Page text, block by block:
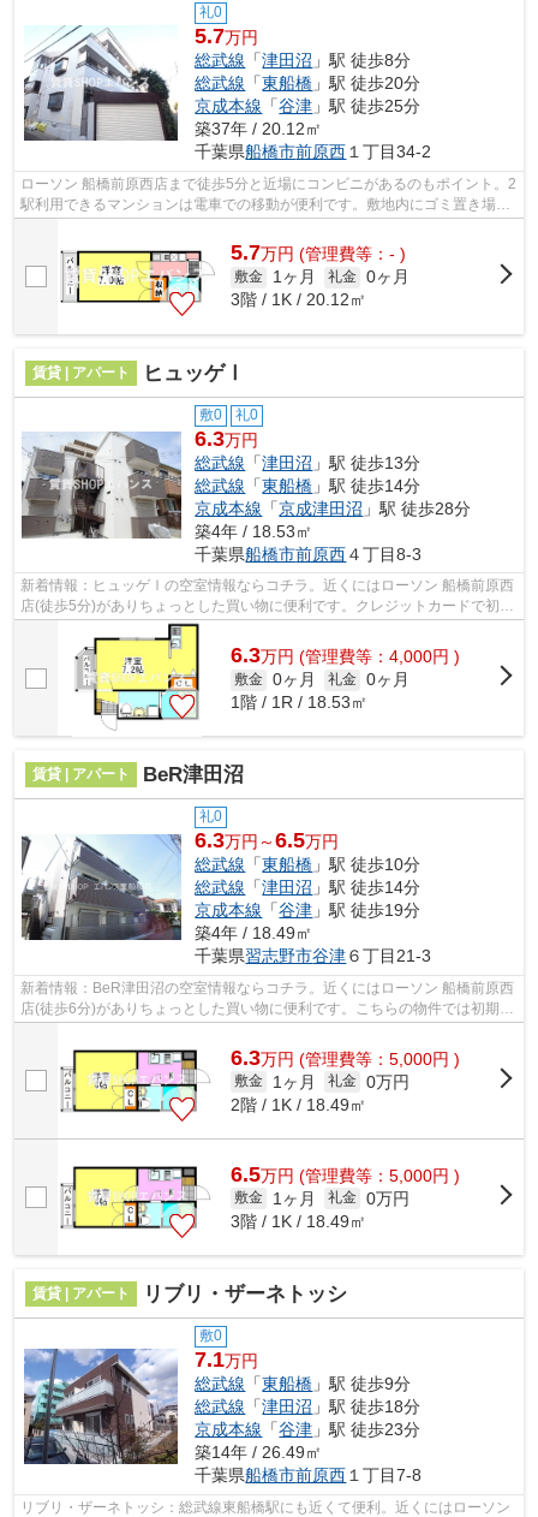
礼0
5.7万円
総武線 「津田沼 」駅 徒歩8分
総武線 「東船橋 」駅 徒歩20分
京成本線 「谷津 」駅 徒歩25分
築37年 / 20.12㎡
千葉県船橋市前原西 １丁目34-2
ローソン 船橋前原西店まで徒歩5分と近場にコンビニがあるのもポイント。2
駅利用できるマンションは電車での移動が便利です。敷地内にゴミ置き場を
備えているので、遠くまで運ぶ必要が...
5.7万円 (管理費等：- )
敷金 1ヶ月 礼金 0ヶ月
3階 / 1K / 20.12㎡
賃貸 | アパート ヒュッゲⅠ
敷0 礼0
6.3万円
総武線 「津田沼 」駅 徒歩13分
総武線 「東船橋 」駅 徒歩14分
京成本線 「京成津田沼 」駅 徒歩28分
築4年 / 18.53㎡
千葉県船橋市前原西４丁目8-3
新着情報：ヒュッゲⅠの空室情報ならコチラ。近くにはローソン 船橋前原西
店(徒歩5分)がありちょっとした買い物に便利です。クレジットカードで初期
費用がお支払いいただけるので、決済...
6.3万円 (管理費等：4,000円 )
敷金 0ヶ月 礼金 0ヶ月
1階 / 1R / 18.53㎡
賃貸 | アパート BeR津田沼
礼0
6.3万円～6.5万円
総武線 「東船橋 」駅 徒歩10分
総武線 「津田沼 」駅 徒歩14分
京成本線 「谷津 」駅 徒歩19分
築4年 / 18.49㎡
千葉県習志野市谷津６丁目21-3
新着情報：BeR津田沼の空室情報ならコチラ。近くにはローソン 船橋前原西
店(徒歩6分)がありちょっとした買い物に便利です。こちらの物件では初期費
6.3万円 (管理費等：5,000円 )
敷金 1ヶ月 礼金 0万円
2階 / 1K / 18.49㎡
6.5万円 (管理費等：5,000円 )
敷金 1ヶ月 礼金 0万円
3階 / 1K / 18.49㎡
賃貸 | アパート リブリ・ザーネトッシ
敷0
7.1万円
総武線 「東船橋 」駅 徒歩9分
総武線 「津田沼 」駅 徒歩18分
京成本線 「谷津 」駅 徒歩23分
築14年 / 26.49㎡
千葉県船橋市前原西 １丁目7-8
リブリ・ザーネトッシ：総武線東船橋駅にも近くて便利。近くにはローソン